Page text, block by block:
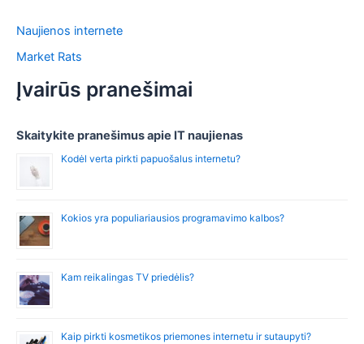
Naujienos internete
Market Rats
Įvairūs pranešimai
Skaitykite pranešimus apie IT naujienas
Kodėl verta pirkti papuošalus internetu?
Kokios yra populiariausios programavimo kalbos?
Kam reikalingas TV priedėlis?
Kaip pirkti kosmetikos priemones internetu ir sutaupyti?